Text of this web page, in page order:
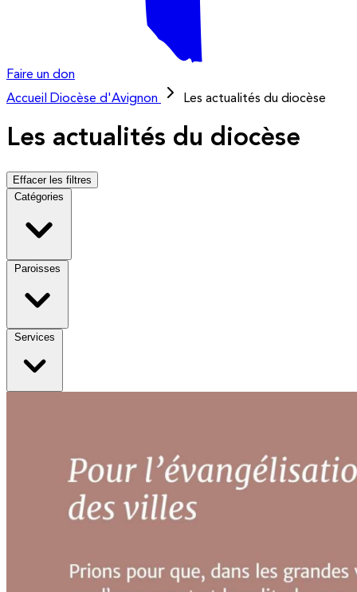
Faire un don
Accueil
Diocèse d'Avignon Les actualités du diocèse
Les actualités du diocèse
Effacer les filtres
Catégories
Paroisses
Services